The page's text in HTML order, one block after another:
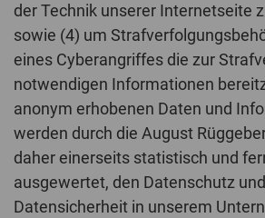
der Technik unserer Internetseite
sowie (4) um
eines Cyberangriffes die zur
notwendigen Informationen
anonym erhobenen Daten und
werden durch die August
daher einerseits statistisch und
ausgewertet, den Datenschutz
Datensicherheit in unserem